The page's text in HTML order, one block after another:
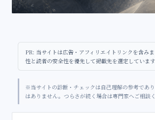
PR: 当サイトは広告・アフィリエイトリンクを含み
性と読者の安全性を優先して掲載先を選定しています
※当サイトの診断・チェックは自己理解の参考であ
はありません。つらさが続く場合は専門家へご相談く